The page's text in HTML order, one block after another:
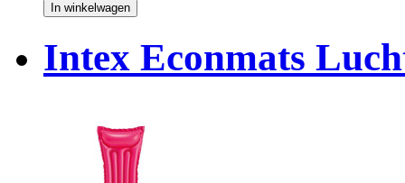
In winkelwagen
Intex Econmats